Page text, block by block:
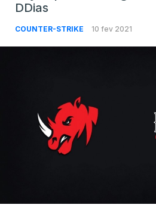
DDias
COUNTER-STRIKE 10 fev 2021